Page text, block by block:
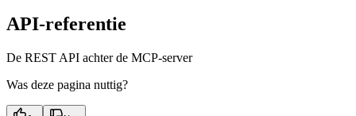
API-referentie
De REST API achter de MCP-server
Was deze pagina nuttig?